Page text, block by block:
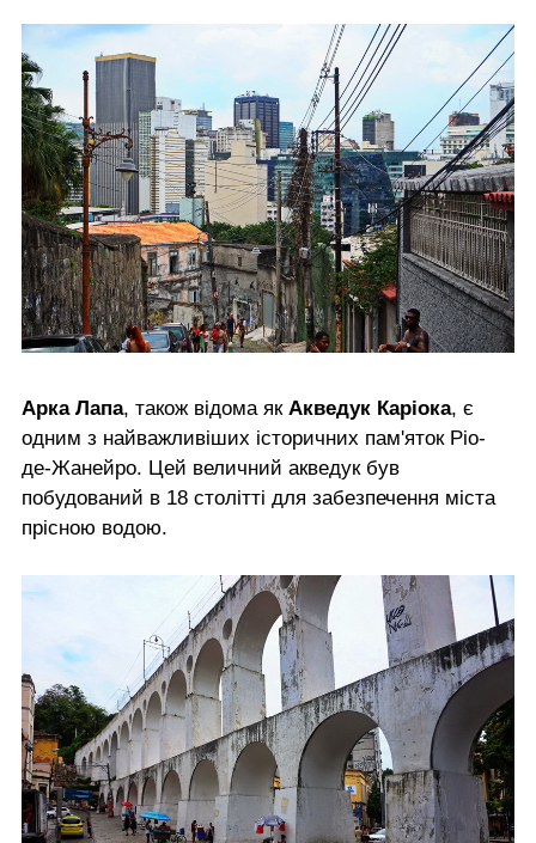
Арка Лапа, також відома як Акведук Каріока, є
одним з найважливіших історичних пам'яток Ріо-
де-Жанейро. Цей величний акведук був
побудований в 18 столітті для забезпечення міста
прісною водою.